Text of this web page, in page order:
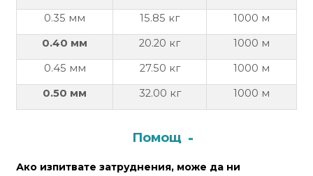
Copyright
Всички
права
и
0.35 мм 15.85 кг 1000 м
0.40 мм 20.20 кг 1000 м
0.45 мм
27.50 кг 1000 м
0.50 мм
32.00 кг 1000 м
Помощ
Ако изпитвате затруднения, може да ни